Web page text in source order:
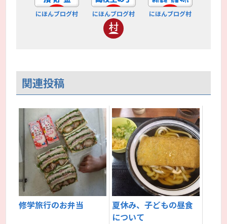
にほんブログ村 にほんブログ村 にほんブログ村
関連投稿
修学旅行のお弁当
夏休み、子どもの昼食
について